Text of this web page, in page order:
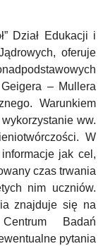
Dział Edukacji i
oferuje
– Mullera
Warunkiem
ww.
W
jak cel,
czas trwania
nim uczniów.
znajduje się na
Badań
pytania